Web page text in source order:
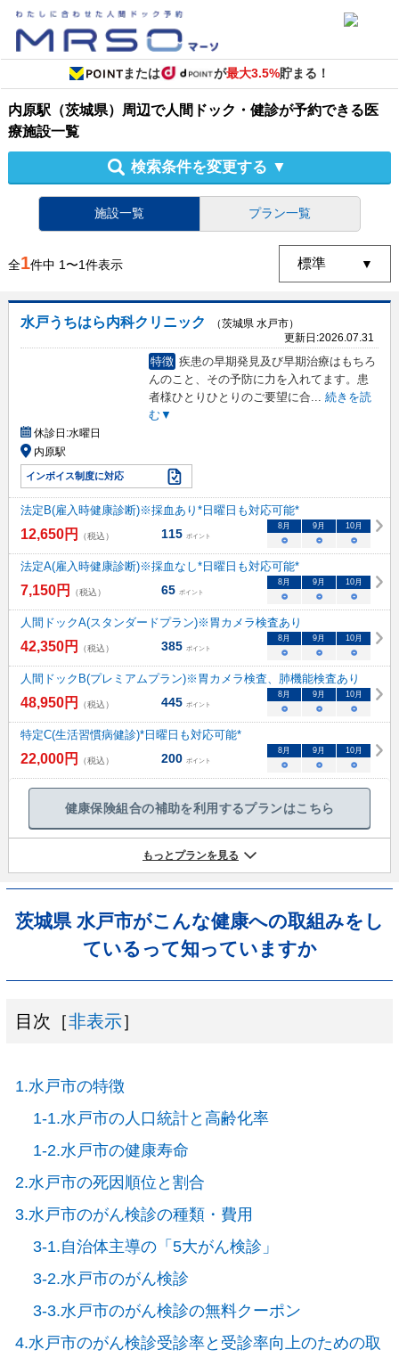
または が最大3.5%貯まる！
内原駅（茨城県）周辺で人間ドック・健診が予約できる医
療施設一覧
検索条件を変更する ▼
施設一覧 プラン一覧
全1件中 1〜1件表示
水戸うちはら内科クリニック
（茨城県 水戸市）
更新日:2026.07.31
特徴 疾患の早期発見及び早期治療はもちろ
んのこと、その予防に力を入れてます。患
者様ひとりひとりのご要望に合... 続きを読
む▼
休診日:水曜日
内原駅
インボイス制度に対応
法定B(雇入時健康診断)※採血あり*日曜日も対応可能*
12,650円 （税込） 115 ポイント
8月 9月 10月
○ ○ ○
法定A(雇入時健康診断)※採血なし*日曜日も対応可能*
7,150円 （税込） 65 ポイント
8月 9月 10月
○ ○ ○
人間ドックA(スタンダードプラン)※胃カメラ検査あり
42,350円 （税込） 385 ポイント
8月 9月 10月
○ ○ ○
人間ドックB(プレミアムプラン)※胃カメラ検査、肺機能検査あり
48,950円 （税込） 445 ポイント
8月 9月 10月
○ ○ ○
特定C(生活習慣病健診)*日曜日も対応可能*
22,000円 （税込） 200 ポイント
8月 9月 10月
○ ○ ○
健康保険組合の補助を利用するプランはこちら
もっとプランを見る
茨城県 水戸市がこんな健康への取組みをし
ているって知っていますか
目次［非表示］
1.水戸市の特徴
1-1.水戸市の人口統計と高齢化率
1-2.水戸市の健康寿命
2.水戸市の死因順位と割合
3.水戸市のがん検診の種類・費用
3-1.自治体主導の「5大がん検診」
3-2.水戸市のがん検診
3-3.水戸市のがん検診の無料クーポン
4.水戸市のがん検診受診率と受診率向上のための取